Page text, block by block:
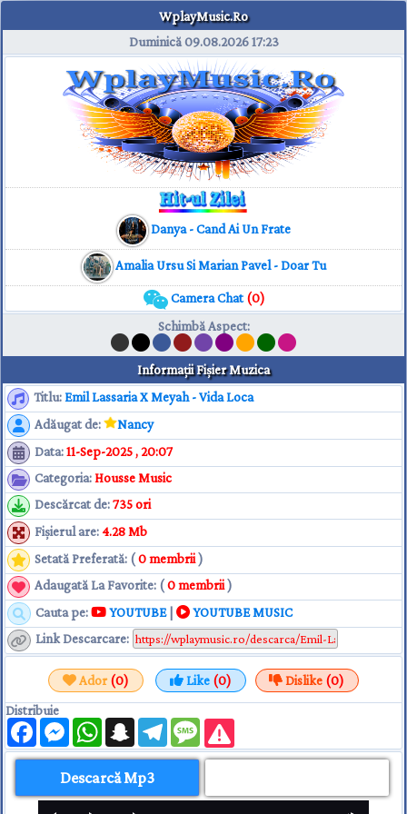
WplayMusic.Ro
Duminică 09.08.202617:23
Danya - Cand Ai Un Frate
Amalia Ursu Si Marian Pavel - Doar Tu
Camera Chat(0)
Schimbă Aspect:
Informaţii Fişier Muzica
Titlu:Emil Lassaria X Meyah - Vida Loca
Adăugat de:
Nancy
Data:11-Sep-2025 , 20:07
Categoria:Housse Music
Descărcat de:735 ori
Fişierul are: 4.28 Mb
Setată Preferată: (0 membrii )
Adaugată La Favorite: (0 membrii )
Cauta pe:
YOUTUBE|
YOUTUBE MUSIC
Link Descarcare:
Ador(0) Like (0) Dislike (0)
Distribuie
FacebookMessengerWhatsAppSnapchatTelegramMessage
Descarcă Mp3